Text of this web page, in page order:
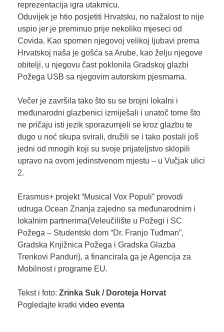
reprezentacija igra utakmicu.
Oduvijek je htio posjetiti Hrvatsku, no nažalost to nije
uspio jer je preminuo prije nekoliko mjeseci od
Covida. Kao spomen njegovoj velikoj ljubavi prema
Hrvatskoj naša je gošća sa Arube, kao želju njegove
obitelji, u njegovu čast poklonila Gradskoj glazbi
Požega USB sa njegovim autorskim pjesmama.
Večer je završila tako što su se brojni lokalni i
međunarodni glazbenici izmiješali i unatoč tome što
ne pričaju isti jezik sporazumjeli se kroz glazbu te
dugo u noć skupa svirali, družili se i tako postali još
jedni od mnogih koji su svoje prijateljstvo sklopili
upravo na ovom jedinstvenom mjestu – u Vučjak ulici
2.
Erasmus+ projekt “Musical Vox Populi” provodi
udruga Ocean Znanja zajedno sa međunarodnim i
lokalnim partnerima(Veleučilište u Požegi i SC
Požega – Studentski dom “Dr. Franjo Tuđman”,
Gradska Knjižnica Požega i Gradska Glazba
Trenkovi Panduri), a financirala ga je Agencija za
Mobilnost i programe EU.
Tekst i foto: Zrinka Suk / Doroteja Horvat
Pogledajte kratki video eventa